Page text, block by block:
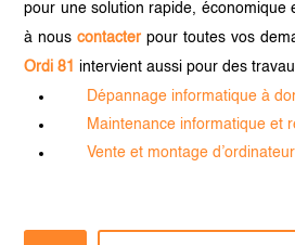
pour une solution rapide, économique
à nouscontacter pour toutes vos
Ordi 81 intervient aussi pour des
Dépannage informatique à
Maintenance informatique et
Vente et montage